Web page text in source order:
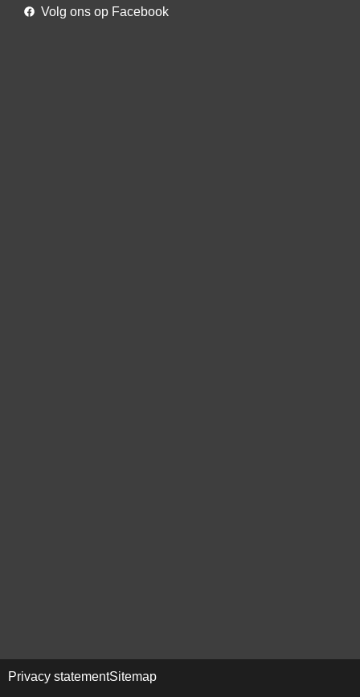
Volg ons op Facebook
Privacy statementSitemap